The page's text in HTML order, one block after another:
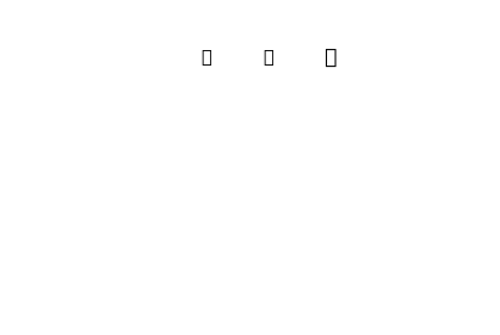
HledatPřihlášení